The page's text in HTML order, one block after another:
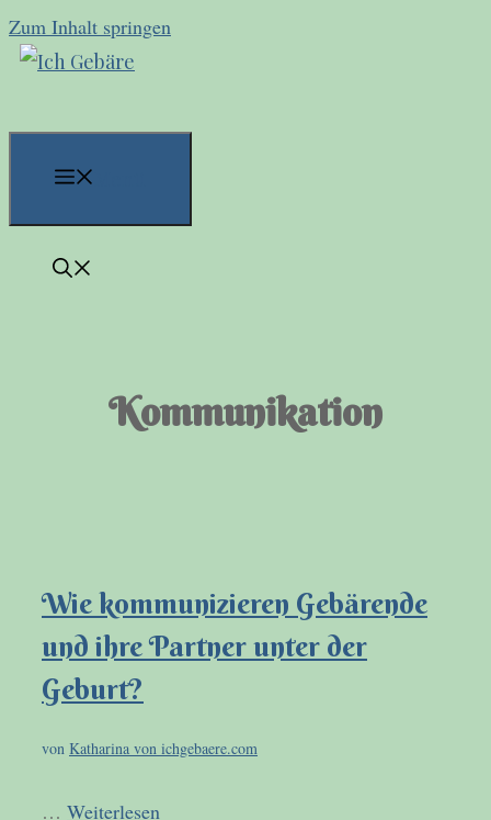
Zum Inhalt springen
Kommunikation
Wie kommunizieren Gebärende
und ihre Partner unter der
Geburt?
von Katharina von ichgebaere.com
… Weiterlesen